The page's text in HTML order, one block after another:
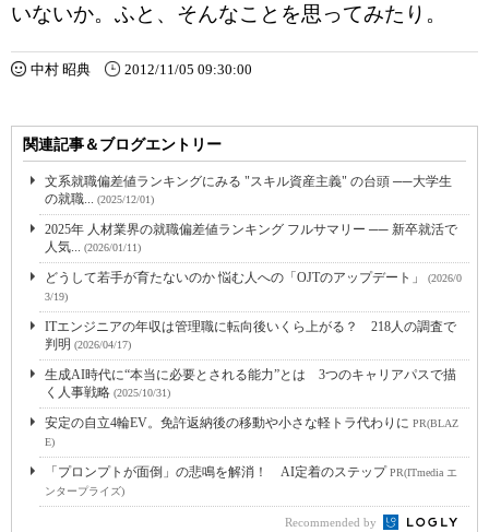
いないか。ふと、そんなことを思ってみたり。
中村 昭典 2012/11/05 09:30:00
関連記事＆ブログエントリー
文系就職偏差値ランキングにみる "スキル資産主義" の台頭 ──大学生
の就職... (2025/12/01)
2025年 人材業界の就職偏差値ランキング フルサマリー ── 新卒就活で
人気... (2026/01/11)
どうして若手が育たないのか 悩む人への「OJTのアップデート」
(2026/0
3/19)
ITエンジニアの年収は管理職に転向後いくら上がる？ 218人の調査で
判明 (2026/04/17)
生成AI時代に“本当に必要とされる能力”とは 3つのキャリアパスで描
く人事戦略 (2025/10/31)
安定の自立4輪EV。免許返納後の移動や小さな軽トラ代わりに PR(BLAZ
E)
「プロンプトが面倒」の悲鳴を解消！ AI定着のステップPR(ITmedia エ
ンタープライズ)
Recommended by